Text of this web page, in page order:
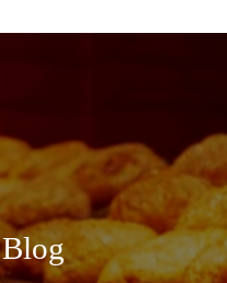
Blog